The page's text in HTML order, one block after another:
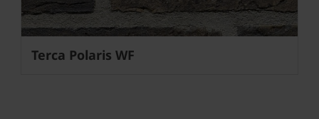
Terca Polaris WF